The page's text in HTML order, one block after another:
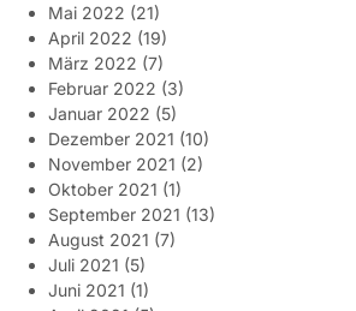
Mai 2022 (21)
April 2022 (19)
März 2022 (7)
Februar 2022 (3)
Januar 2022 (5)
Dezember 2021 (10)
November 2021 (2)
Oktober 2021 (1)
September 2021 (13)
August 2021 (7)
Juli 2021 (5)
Juni 2021 (1)